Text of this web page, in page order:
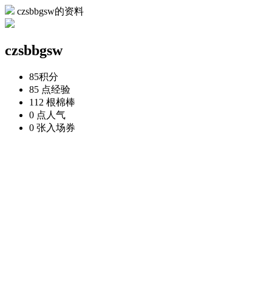
czsbbgsw的资料
czsbbgsw
85积分
85 点经验
112 根棉棒
0 点 人气
0 张 入场券